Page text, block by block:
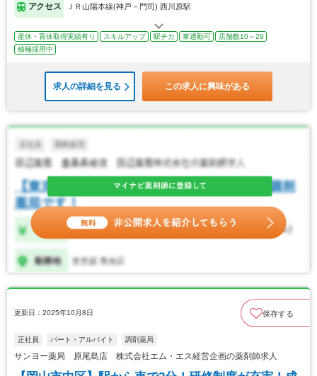
アクセス ＪＲ山陽本線(神戸－門司) 西川原駅
産休・育休取得実績有り スキルアップ 駅チカ 車通勤可
店舗数10～29
積極採用中
求人の詳細を見る この求人に興味がある
更新日：2025年10月8日 保存する
正社員 パート・アルバイト 調剤薬局
サンヨー薬局 原尾島店 株式会社エム・エス経営企画の薬剤師求人